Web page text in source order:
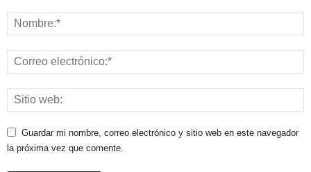
Guardar mi nombre, correo electrónico y sitio web en este navegador
la próxima vez que comente.